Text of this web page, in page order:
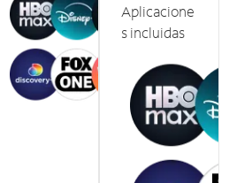
Aplicacione
s incluidas